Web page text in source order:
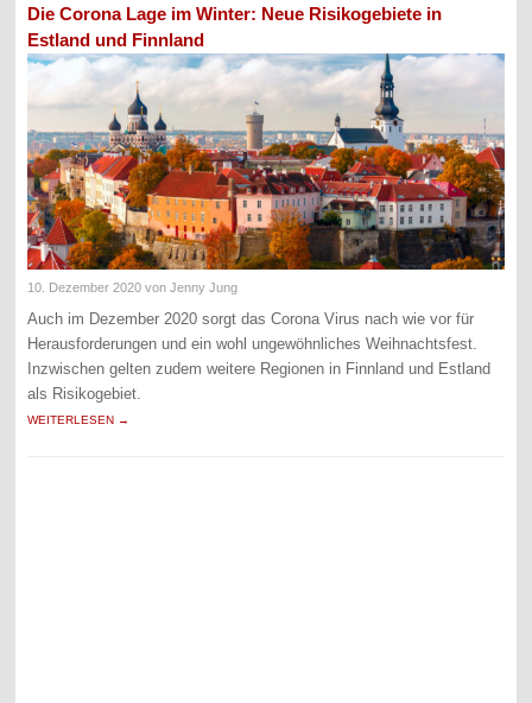
Die Corona Lage im Winter: Neue Risikogebiete in
Estland und Finnland
10. Dezember 2020 von Jenny Jung
Auch im Dezember 2020 sorgt das Corona Virus nach wie vor für
Herausforderungen und ein wohl ungewöhnliches Weihnachtsfest.
Inzwischen gelten zudem weitere Regionen in Finnland und Estland
als Risikogebiet.
WEITERLESEN →